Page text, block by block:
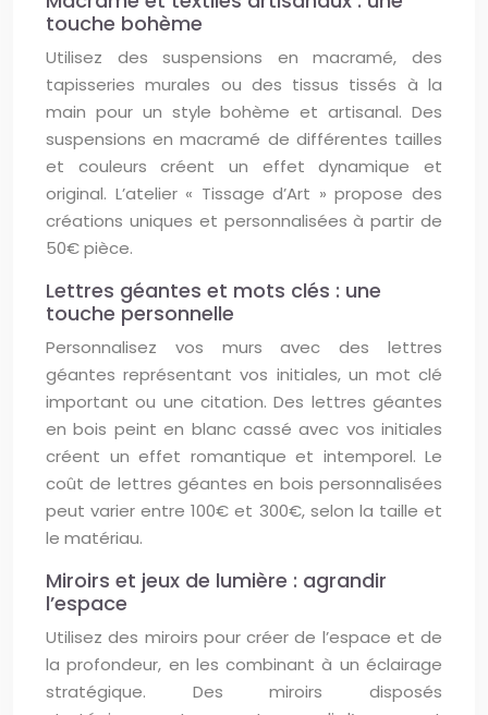
touche bohème
Utilisez des suspensions en macramé, des
tapisseries murales ou des tissus tissés à la
main pour un style bohème et artisanal. Des
suspensions en macramé de différentes tailles
et couleurs créent un effet dynamique et
original. L’atelier « Tissage d’Art » propose des
créations uniques et personnalisées à partir de
50€ pièce.
Lettres géantes et mots clés : une
touche personnelle
Personnalisez vos murs avec des lettres
géantes représentant vos initiales, un mot clé
important ou une citation. Des lettres géantes
en bois peint en blanc cassé avec vos initiales
créent un effet romantique et intemporel. Le
coût de lettres géantes en bois personnalisées
peut varier entre 100€ et 300€, selon la taille et
le matériau.
Miroirs et jeux de lumière : agrandir
l’espace
Utilisez des miroirs pour créer de l’espace et de
la profondeur, en les combinant à un éclairage
stratégique. Des miroirs disposés